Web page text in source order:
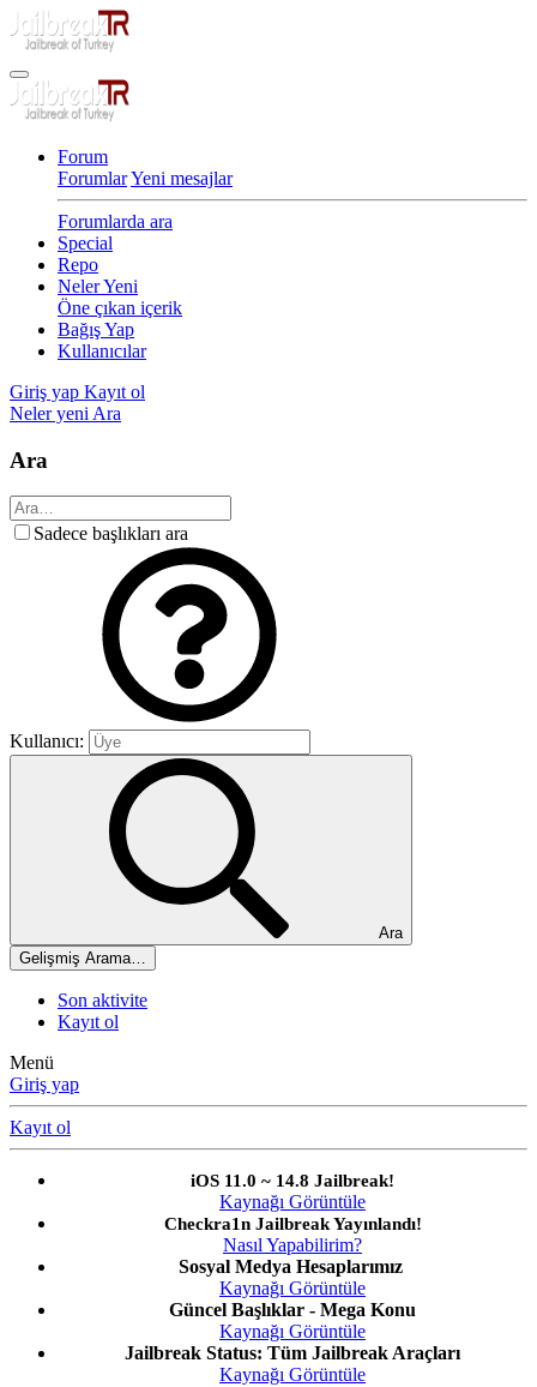
Forum
ForumlarYeni mesajlar
Forumlarda ara
Special
Repo
Neler Yeni
Öne çıkan içerik
Bağış Yap
Kullanıcılar
Giriş yap Kayıt ol
Neler yeni Ara
Ara
Sadece başlıkları ara
Kullanıcı:
Ara
Gelişmiş Arama…
Son aktivite
Kayıt ol
Menü
Giriş yap
Kayıt ol
iOS 11.0 ~ 14.8 Jailbreak!
Kaynağı Görüntüle
Checkra1n Jailbreak Yayınlandı!
Nasıl Yapabilirim?
Sosyal Medya Hesaplarımız
Kaynağı Görüntüle
Güncel Başlıklar - Mega Konu
Kaynağı Görüntüle
Jailbreak Status: Tüm Jailbreak Araçları
Kaynağı Görüntüle